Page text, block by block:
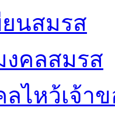
นสมรส
คลสมรส
ไหว้เจ้า